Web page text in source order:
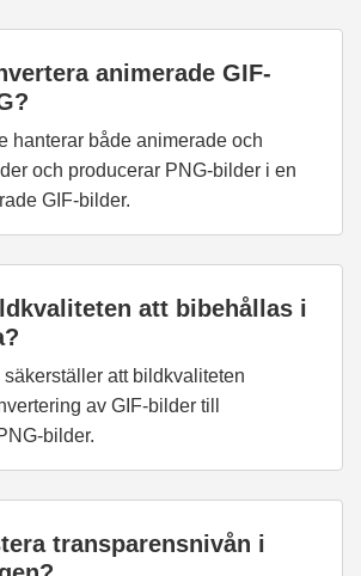
animerade GIF-
hanterar både animerade och
och producerar PNG-bilder i en
GIF-bilder.
att bibehållas i
säkerställer att bildkvaliteten
av GIF-bilder till
bilder.
transparensnivån i